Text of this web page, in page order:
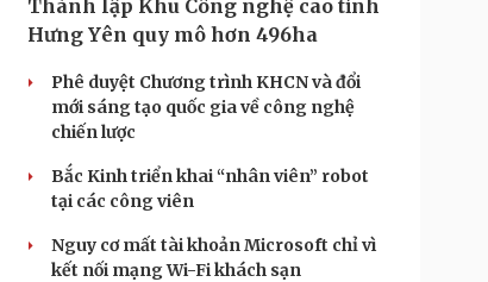
Thành lập Khu Công nghệ cao tỉnh
Hưng Yên quy mô hơn 496ha
Phê duyệt Chương trình KHCN và đổi
mới sáng tạo quốc gia về công nghệ
chiến lược
Bắc Kinh triển khai “nhân viên” robot
tại các công viên
Nguy cơ mất tài khoản Microsoft chỉ vì
kết nối mạng Wi-Fi khách sạn